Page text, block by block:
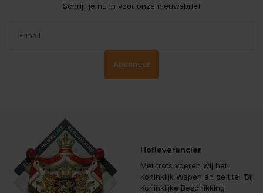
Schrijf je nu in voor onze nieuwsbrief
Abonneer
Hofleverancier
Met trots voeren wij het
Koninklijk Wapen en de titel ‘Bij
Koninklijke Beschikking